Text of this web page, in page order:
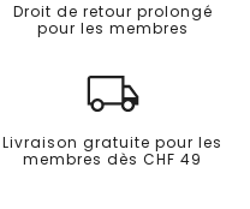
Droit de retour prolongé
pour les membres
Livraison gratuite pour les
membres dès CHF 49